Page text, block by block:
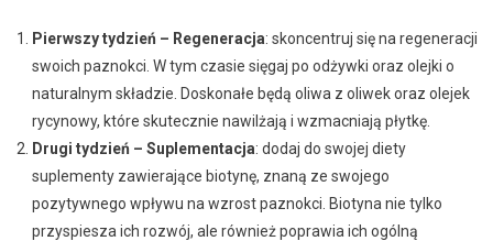
Pierwszy tydzień – Regeneracja: skoncentruj się na regeneracji
swoich paznokci. W tym czasie sięgaj po odżywki oraz olejki o
naturalnym składzie. Doskonałe będą oliwa z oliwek oraz olejek
rycynowy, które skutecznie nawilżają i wzmacniają płytkę.
Drugi tydzień – Suplementacja: dodaj do swojej diety
suplementy zawierające biotynę, znaną ze swojego
pozytywnego wpływu na wzrost paznokci. Biotyna nie tylko
przyspiesza ich rozwój, ale również poprawia ich ogólną